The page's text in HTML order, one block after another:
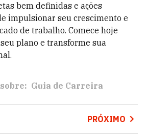
bem definidas e ações
impulsionar seu crescimento e
de trabalho. Comece hoje
plano e transforme sua
Guia de Carreira
PRÓXIMO